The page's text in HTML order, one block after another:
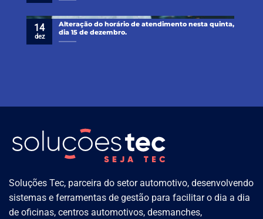
Alteração do horário de atendimento nesta quinta,
dia 15 de dezembro.
14
dez
Soluções Tec, parceira do setor automotivo, desenvolvendo
sistemas e ferramentas de gestão para facilitar o dia a dia
de oficinas, centros automotivos, desmanches,